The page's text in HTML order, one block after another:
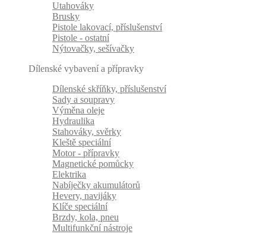
Utahováky
Brusky
Pistole lakovací, příslušenství
Pistole - ostatní
Nýtovačky, sešívačky
Dílenské vybavení a přípravky
Dílenské skříňky, příslušenství
Sady a soupravy
Výměna oleje
Hydraulika
Stahováky, svěrky
Kleště speciální
Motor - přípravky
Magnetické pomůcky
Elektrika
Nabíječky akumulátorů
Hevery, navijáky
Klíče speciální
Brzdy, kola, pneu
Multifunkční nástroje